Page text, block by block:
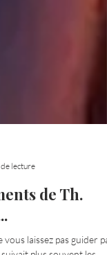
de lecture
de Th.